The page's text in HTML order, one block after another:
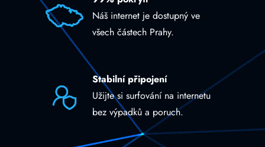
Náš internet je dostupný ve
všech částech Prahy.
Stabilní připojení
Užijte si surfování na internetu
bez výpadků a poruch.